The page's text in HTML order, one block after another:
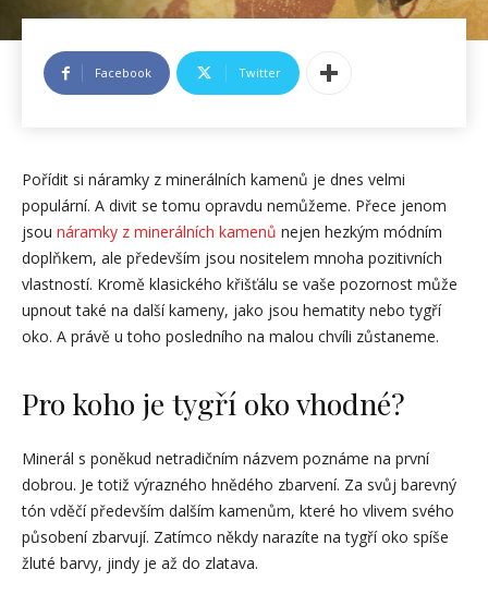
Facebook Twitter
Pořídit si náramky z minerálních kamenů je dnes velmi
populární. A divit se tomu opravdu nemůžeme. Přece jenom
jsou náramky z minerálních kamenů nejen hezkým módním
doplňkem, ale především jsou nositelem mnoha pozitivních
vlastností. Kromě klasického křišťálu se vaše pozornost může
upnout také na další kameny, jako jsou hematity nebo tygří
oko. A právě u toho posledního na malou chvíli zůstaneme.
Pro koho je tygří oko vhodné?
Minerál s poněkud netradičním názvem poznáme na první
dobrou. Je totiž výrazného hnědého zbarvení. Za svůj barevný
tón vděčí především dalším kamenům, které ho vlivem svého
působení zbarvují. Zatímco někdy narazíte na tygří oko spíše
žluté barvy, jindy je až do zlatava.